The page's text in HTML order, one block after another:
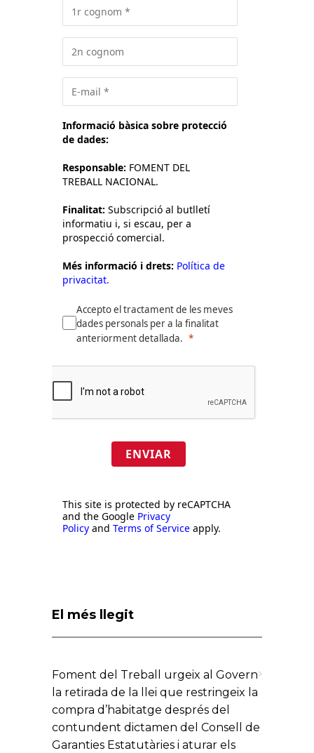
Informació bàsica sobre protecció
de dades:
Responsable: FOMENT DEL
TREBALL NACIONAL.
Finalitat: Subscripció al butlletí
informatiu i, si escau, per a
prospecció comercial.
Més informació i drets: Política de
privacitat.
Accepto el tractament de les meves
dades personals per a la finalitat
anteriorment detallada.
ENVIAR
This site is protected by reCAPTCHA
and the Google Privacy
Policy and Terms of Service apply.
El més llegit
Foment del Treball urgeix al Govern
la retirada de la llei que restringeix la
compra d’habitatge després del
contundent dictamen del Consell de
Garanties Estatutàries i aturar els